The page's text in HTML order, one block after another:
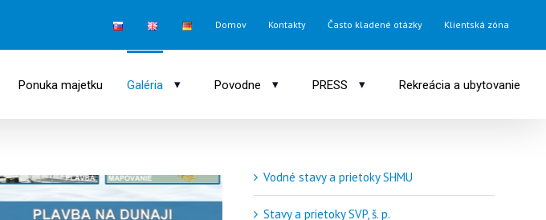
Domov Kontakty Často kladené otázky Klientská zóna
Ponuka majetku Galéria ▾ Povodne ▾ PRESS ▾ Rekreácia a ubytovanie
Späť do zoznamu galérií
Vodné stavy a prietoky SHMU
Stavy a prietoky SVP, š. p.